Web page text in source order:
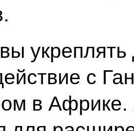
укреплять
с
в